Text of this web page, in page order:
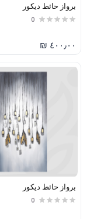
برواز حائط ديكور
0
٤٠٠٫٠٠ ₪
برواز حائط ديكور
0